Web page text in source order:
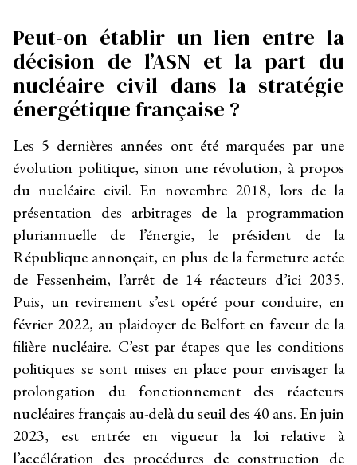
Peut-on établir un lien entre la
décision de l’ASN et la part du
nucléaire civil dans la stratégie
énergétique française ?
Les 5 dernières années ont été marquées par une
évolution politique, sinon une révolution, à propos
du nucléaire civil. En novembre 2018, lors de la
présentation des arbitrages de la programmation
pluriannuelle de l’énergie, le président de la
République annonçait, en plus de la fermeture actée
de Fessenheim, l’arrêt de 14 réacteurs d’ici 2035.
Puis, un revirement s’est opéré pour conduire, en
février 2022, au plaidoyer de Belfort en faveur de la
filière nucléaire. C’est par étapes que les conditions
politiques se sont mises en place pour envisager la
prolongation du fonctionnement des réacteurs
nucléaires français au-delà du seuil des 40 ans. En juin
2023, est entrée en vigueur la loi relative à
l’accélération des procédures de construction de